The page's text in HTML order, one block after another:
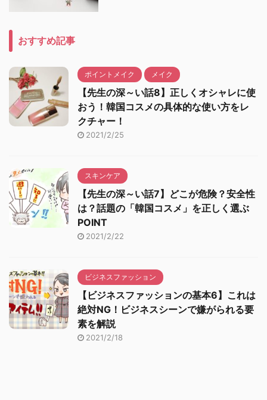
おすすめ記事
ポイントメイク メイク
【先生の深～い話8】正しくオシャレに使
おう！韓国コスメの具体的な使い方をレ
クチャー！
2021/2/25
スキンケア
【先生の深～い話7】どこが危険？安全性
は？話題の「韓国コスメ」を正しく選ぶ
POINT
2021/2/22
ビジネスファッション
【ビジネスファッションの基本6】これは
絶対NG！ビジネスシーンで嫌がられる要
素を解説
2021/2/18